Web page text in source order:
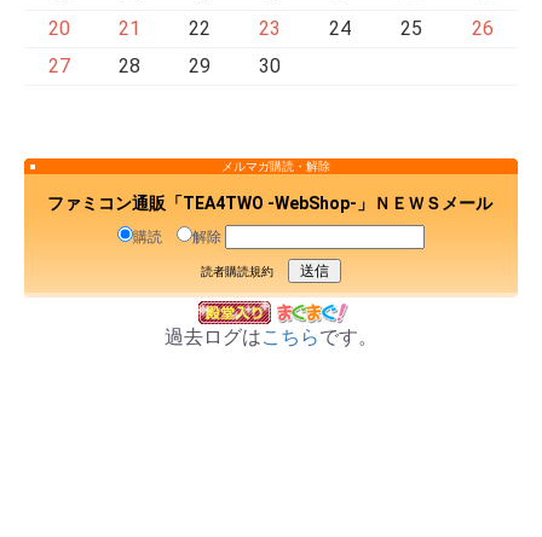
20
21 22 23 24 25
26
27
28 29 30
メルマガ購読・解除
ファミコン通販「TEA4TWO -WebShop-」ＮＥＷＳメール
購読 解除
読者購読規約
過去ログはこちらです。